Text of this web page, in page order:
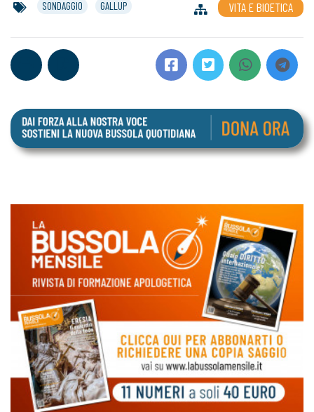
SONDAGGIO GALLUP VITA E BIOETICA